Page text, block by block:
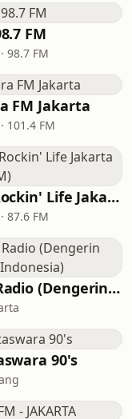
FM
98.7 FM
FM Jakarta
101.4 FM
The Rockin' Life Jakarta (TRL FM)
87.6 FM
DMI Radio (Dengerin Musik Indonesia)
90's